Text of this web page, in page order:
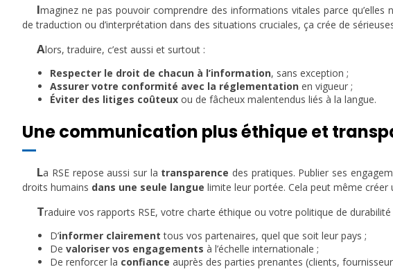
Imaginez ne pas pouvoir comprendre des informations vitales parce
de traduction ou d’interprétation dans des situations cruciales, ça crée de
Alors, traduire, c’est aussi et surtout :
Respecter le droit de chacun à l’information, sans exception ;
Assurer votre conformité avec la réglementation en vigueur ;
Éviter des litiges coûteux ou de fâcheux malentendus liés à la langue.
Une communication plus éthique et
La RSE repose aussi sur la transparence des pratiques. Publier ses
droits humains dans une seule langue limite leur portée. Cela peut même créer
Traduire vos rapports RSE, votre charte éthique ou votre politique de
D’informer clairement tous vos partenaires, quel que soit leur pays ;
De valoriser vos engagements à l’échelle internationale ;
De renforcer la confiance auprès des parties prenantes (clients,